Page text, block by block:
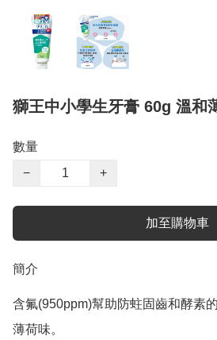
獅王中小學生牙膏 60g 溫和
數量
−
+
加至購物車
簡介
含氟(950ppm)幫助防蛀固齒和酵素
薄荷味。